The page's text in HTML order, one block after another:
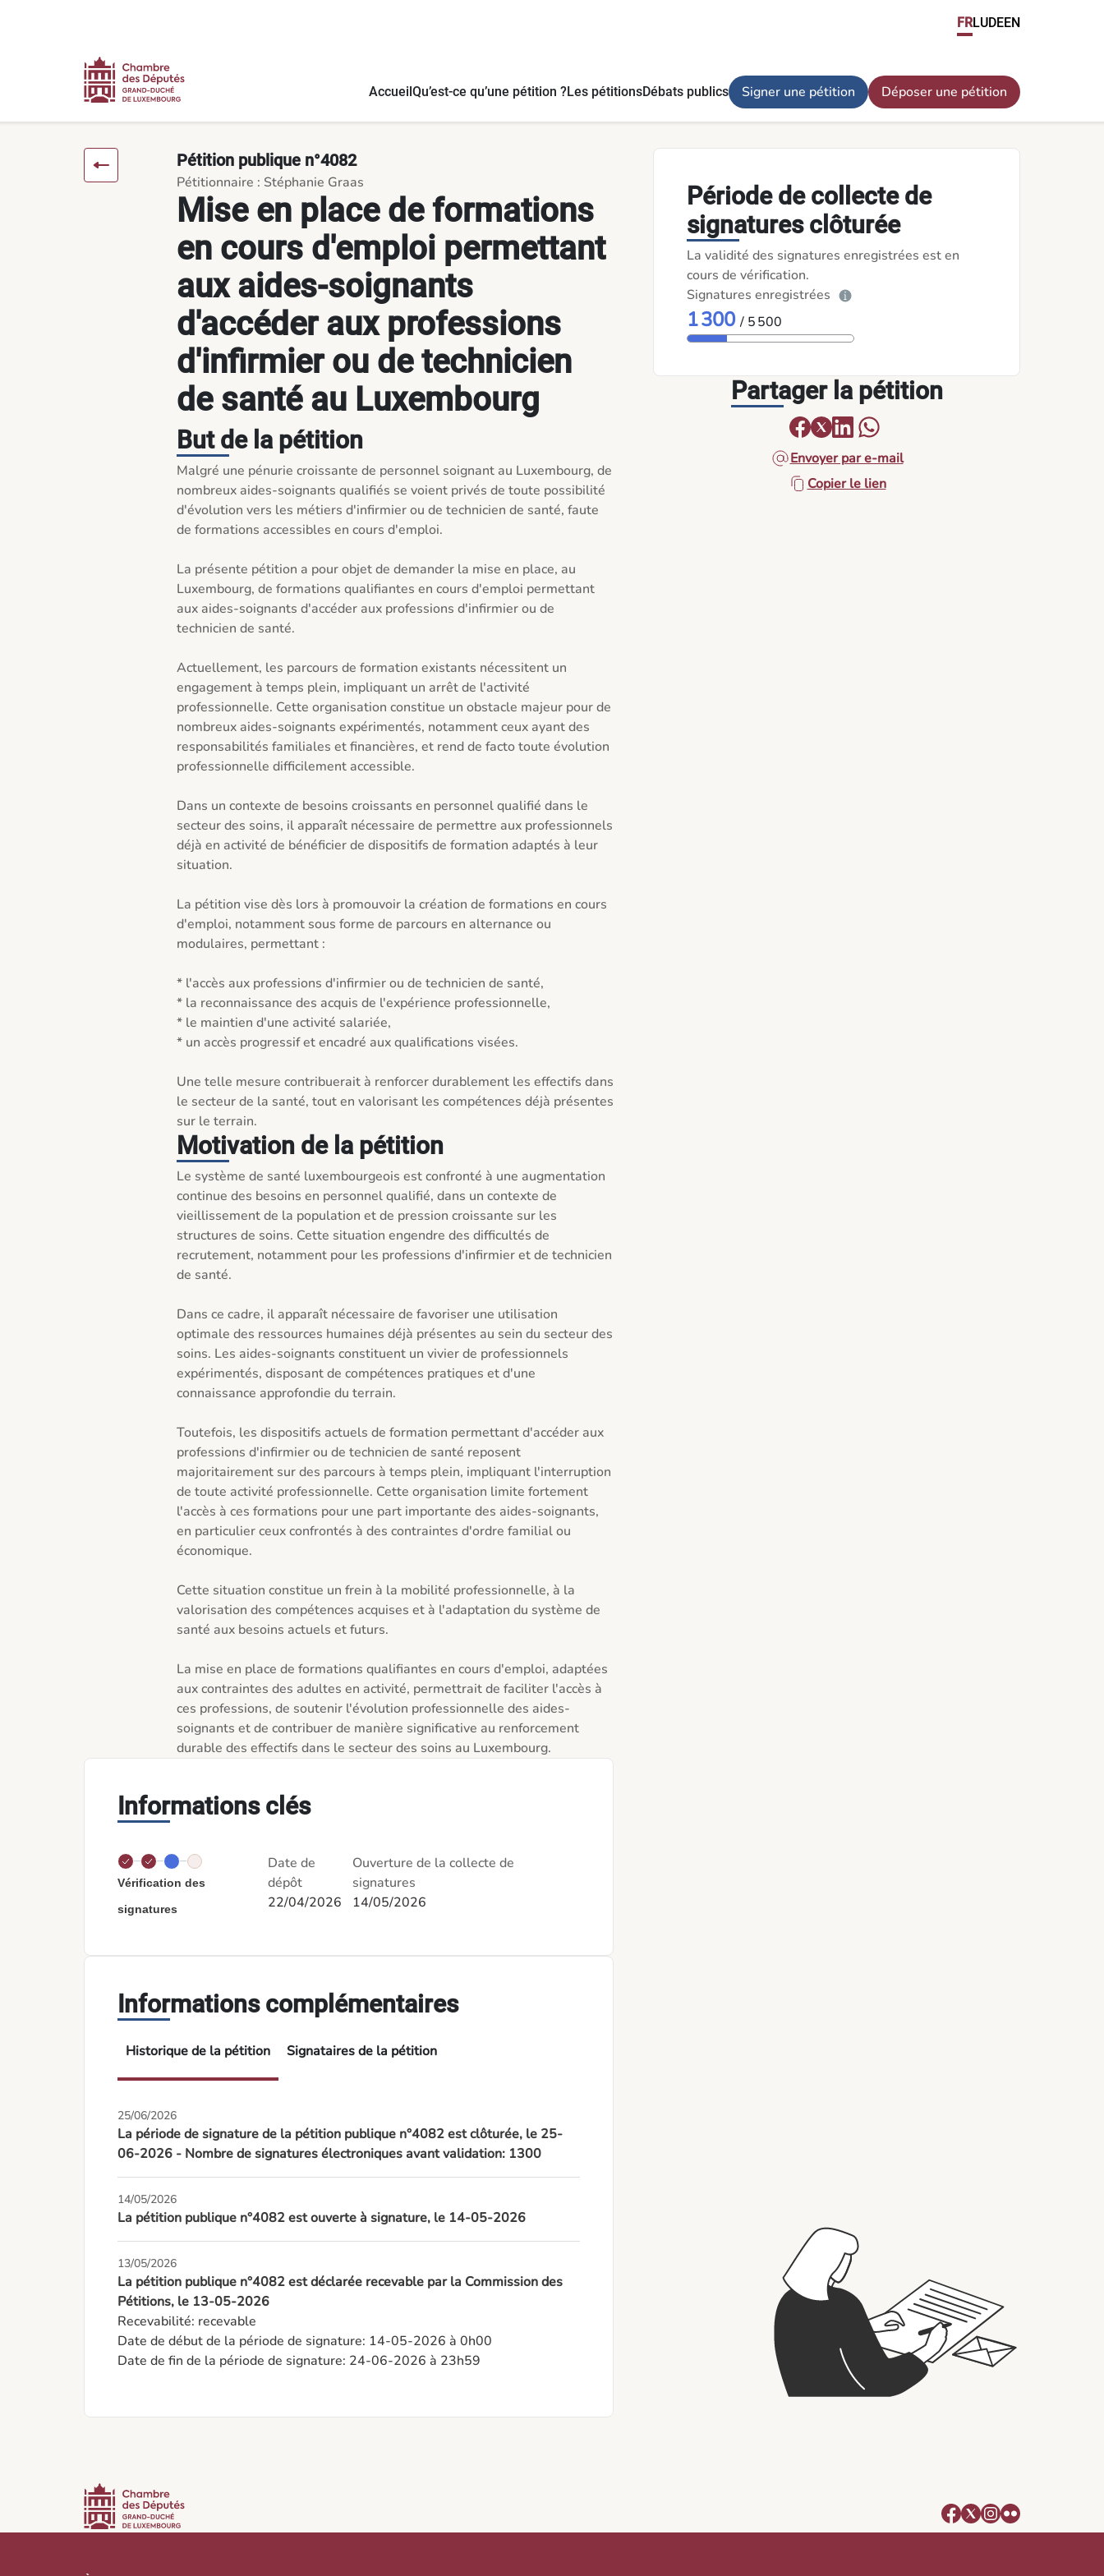
FRLUDEEN
AccueilQu’est-ce qu’une pétition ?Les pétitionsDébats publics Signer une pétition Déposer une pétition
Mise en place de formations
en cours d'emploi permettant
aux aides-soignants
d'accéder aux professions
d'infirmier ou de technicien
de santé au Luxembourg
Pétition publique n°4082
Pétitionnaire : Stéphanie Graas
But de la pétition
Malgré une pénurie croissante de personnel soignant au Luxembourg, de
nombreux aides-soignants qualifiés se voient privés de toute possibilité
d'évolution vers les métiers d'infirmier ou de technicien de santé, faute
de formations accessibles en cours d'emploi.
La présente pétition a pour objet de demander la mise en place, au
Luxembourg, de formations qualifiantes en cours d'emploi permettant
aux aides-soignants d'accéder aux professions d'infirmier ou de
technicien de santé.
Actuellement, les parcours de formation existants nécessitent un
engagement à temps plein, impliquant un arrêt de l'activité
professionnelle. Cette organisation constitue un obstacle majeur pour de
nombreux aides-soignants expérimentés, notamment ceux ayant des
responsabilités familiales et financières, et rend de facto toute évolution
professionnelle difficilement accessible.
Dans un contexte de besoins croissants en personnel qualifié dans le
secteur des soins, il apparaît nécessaire de permettre aux professionnels
déjà en activité de bénéficier de dispositifs de formation adaptés à leur
situation.
La pétition vise dès lors à promouvoir la création de formations en cours
d'emploi, notamment sous forme de parcours en alternance ou
modulaires, permettant :
* l'accès aux professions d'infirmier ou de technicien de santé,
* la reconnaissance des acquis de l'expérience professionnelle,
* le maintien d'une activité salariée,
* un accès progressif et encadré aux qualifications visées.
Une telle mesure contribuerait à renforcer durablement les effectifs dans
le secteur de la santé, tout en valorisant les compétences déjà présentes
sur le terrain.
Motivation de la pétition
Le système de santé luxembourgeois est confronté à une augmentation
continue des besoins en personnel qualifié, dans un contexte de
vieillissement de la population et de pression croissante sur les
structures de soins. Cette situation engendre des difficultés de
recrutement, notamment pour les professions d'infirmier et de technicien
de santé.
Dans ce cadre, il apparaît nécessaire de favoriser une utilisation
optimale des ressources humaines déjà présentes au sein du secteur des
soins. Les aides-soignants constituent un vivier de professionnels
expérimentés, disposant de compétences pratiques et d'une
connaissance approfondie du terrain.
Toutefois, les dispositifs actuels de formation permettant d'accéder aux
professions d'infirmier ou de technicien de santé reposent
majoritairement sur des parcours à temps plein, impliquant l'interruption
de toute activité professionnelle. Cette organisation limite fortement
l'accès à ces formations pour une part importante des aides-soignants,
en particulier ceux confrontés à des contraintes d'ordre familial ou
économique.
Cette situation constitue un frein à la mobilité professionnelle, à la
valorisation des compétences acquises et à l'adaptation du système de
santé aux besoins actuels et futurs.
La mise en place de formations qualifiantes en cours d'emploi, adaptées
aux contraintes des adultes en activité, permettrait de faciliter l'accès à
ces professions, de soutenir l'évolution professionnelle des aides-
soignants et de contribuer de manière significative au renforcement
durable des effectifs dans le secteur des soins au Luxembourg.
Informations clés
Vérification des
signatures
Date de
dépôt
22/04/2026
Ouverture de la collecte de
signatures
14/05/2026
Informations complémentaires
Historique de la pétition Signataires de la pétition
25/06/2026
La période de signature de la pétition publique n°4082 est clôturée, le 25-
06-2026 - Nombre de signatures électroniques avant validation: 1300
14/05/2026
La pétition publique n°4082 est ouverte à signature, le 14-05-2026
13/05/2026
La pétition publique n°4082 est déclarée recevable par la Commission des
Pétitions, le 13-05-2026
Recevabilité: recevable
Date de début de la période de signature: 14-05-2026 à 0h00
Date de fin de la période de signature: 24-06-2026 à 23h59
Période de collecte de
signatures clôturée
La validité des signatures enregistrées est en
cours de vérification.
Signatures enregistrées
1 300 / 5 500
Partager la pétition
Envoyer par e-mail
Copier le lien